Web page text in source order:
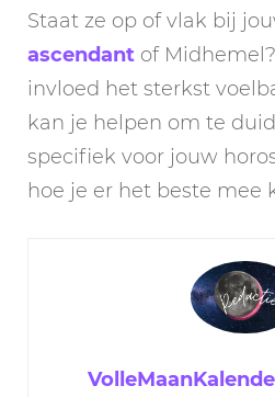
Staat ze op of vlak bij
ascendant of
invloed het sterkst
kan je helpen om te
specifiek voor jouw
hoe je er het beste mee